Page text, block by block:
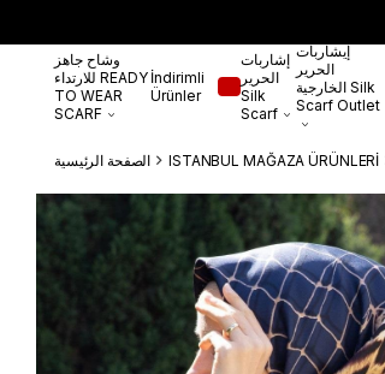
وشاح جاهز
للارتداء READY
TO WEAR
SCARF
İndirimli
Ürünler
إشاربات
الحرير
Silk
Scarf
إيشاربات
الحرير
الخارجية Silk
Scarf Outlet
الصفحة الرئيسية ISTANBUL MAĞAZA ÜRÜNLERİ